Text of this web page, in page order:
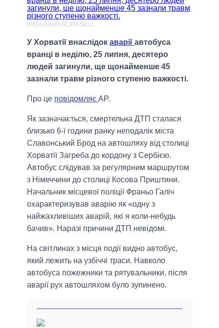
IVICA GALOVIC/PIXSELL
У Хорватії внаслідок аварії автобуса
вранці в неділю, 25 липня, десятеро
людей загинули, ще щонайменше 45
зазнали травм різного ступеню важкості.
Про це повідомляє AP.
Як зазначається, смертельна ДТП сталася
близько 6-ї години ранку неподалік міста
Славонський Брод на автошляху від столиці
Хорватії Загреба до кордону з Сербією.
Автобус слідував за регулярним маршрутом
з Німеччини до столиці Косова Приштини.
Начальник місцевої поліції Франьо Галіч
охарактеризував аварію як «одну з
найжахливіших аварій, які я коли-небудь
бачив». Наразі причини ДТП невідомі.
На світлинах з місця події видно автобус,
який лежить на узбіччі траси. Навколо
автобуса пожежники та рятувальники, після
аварії рух автошляхом було зупинено.